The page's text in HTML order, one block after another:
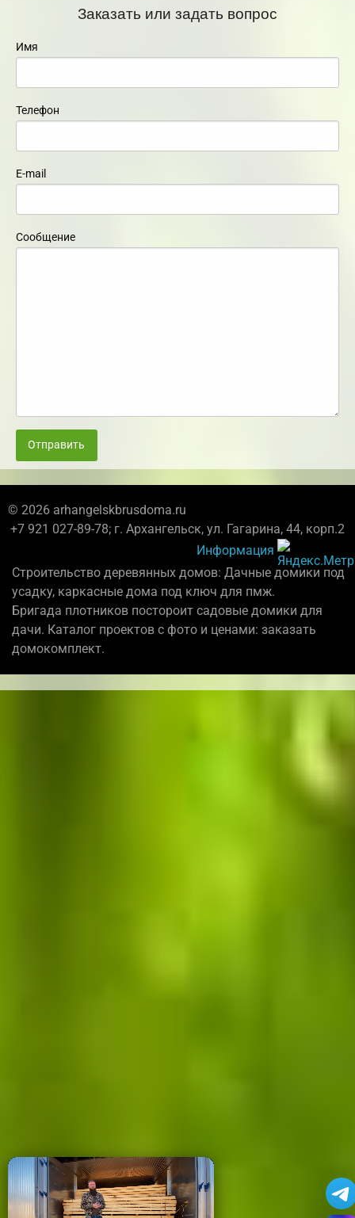
Заказать или задать вопрос
Имя
Телефон
E-mail
Сообщение
Отправить
© 2026 arhangelskbrusdoma.ru
+7 921 027-89-78; г. Архангельск, ул. Гагарина, 44, корп.2
Информация
Строительство деревянных домов: Дачные домики под
усадку, каркасные дома под ключ для пмж.
Бригада плотников постороит садовые домики для
дачи. Каталог проектов с фото и ценами: заказать
домокомплект.